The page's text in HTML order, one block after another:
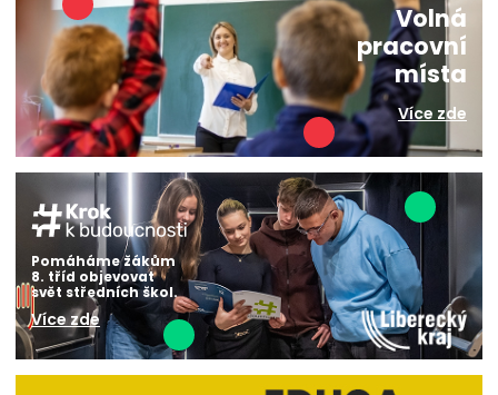
Volná
pracovní
místa
Více zde
Pomáháme žákům
8. tříd objevovat
svět středních škol.
Více zde